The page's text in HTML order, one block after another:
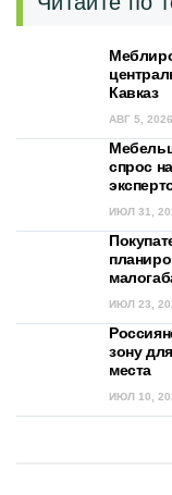
Кавказ
АВГ 5, 2026
спрос
ИЮЛ 31,
ИЮЛ 23,
зону
места
ИЮЛ 10,